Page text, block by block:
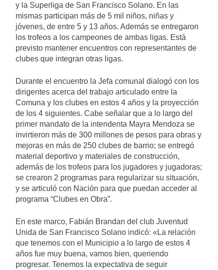
y la Superliga de San Francisco Solano. En las
mismas participan más de 5 mil niños, niñas y
jóvenes, de entre 5 y 13 años. Además se entregaron
los trofeos a los campeones de ambas ligas. Está
previsto mantener encuentros con representantes de
clubes que integran otras ligas.
Durante el encuentro la Jefa comunal dialogó con los
dirigentes acerca del trabajo articulado entre la
Comuna y los clubes en estos 4 años y la proyección
de los 4 siguientes. Cabe señalar que a lo largo del
primer mandato de la intendenta Mayra Mendoza se
invirtieron más de 300 millones de pesos para obras y
mejoras en más de 250 clubes de barrio; se entregó
material deportivo y materiales de construcción,
además de los trofeos para los jugadores y jugadoras;
se crearon 2 programas para regularizar su situación,
y se articuló con Nación para que puedan acceder al
programa “Clubes en Obra”.
En este marco, Fabián Brandan del club Juventud
Unida de San Francisco Solano indicó: «La relación
que tenemos con el Municipio a lo largo de estos 4
años fue muy buena, vamos bien, queriendo
progresar. Tenemos la expectativa de seguir